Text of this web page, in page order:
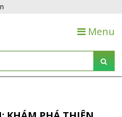
Menu